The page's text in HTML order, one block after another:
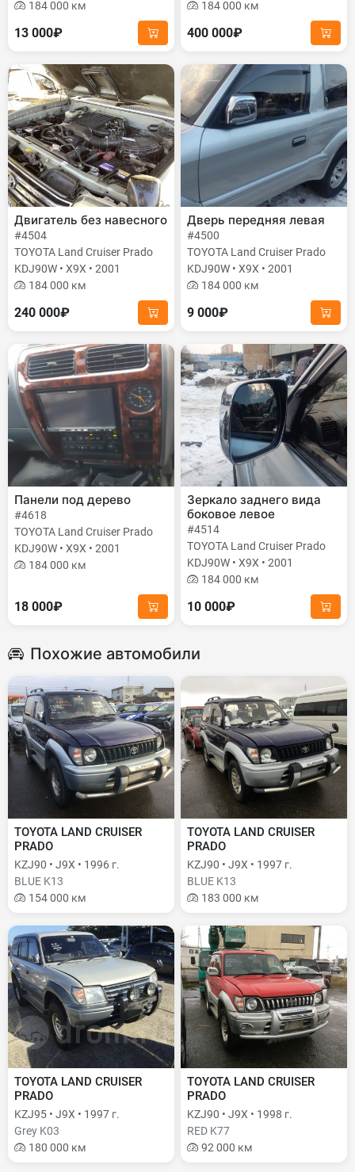
184 000 км
13 000₽
184 000 км
400 000₽
Двигатель без навесного
#4504
TOYOTA Land Cruiser Prado
KDJ90W • X9X • 2001
184 000 км
240 000₽
Дверь передняя левая
#4500
TOYOTA Land Cruiser Prado
KDJ90W • X9X • 2001
184 000 км
9 000₽
Панели под дерево
#4618
TOYOTA Land Cruiser Prado
KDJ90W • X9X • 2001
184 000 км
18 000₽
Зеркало заднего вида
боковое левое
#4514
TOYOTA Land Cruiser Prado
KDJ90W • X9X • 2001
184 000 км
10 000₽
Похожие автомобили
TOYOTA LAND CRUISER
PRADO
KZJ90 • J9X • 1996 г.
BLUE K13
154 000 км
TOYOTA LAND CRUISER
PRADO
KZJ90 • J9X • 1997 г.
BLUE K13
183 000 км
TOYOTA LAND CRUISER
PRADO
KZJ95 • J9X • 1997 г.
Grey K03
180 000 км
TOYOTA LAND CRUISER
PRADO
KZJ90 • J9X • 1998 г.
RED K77
92 000 км